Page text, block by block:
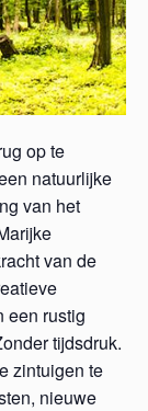
op te
natuurlijke
van het
van de
een rustig
tijdsdruk.
zintuigen te
nieuwe